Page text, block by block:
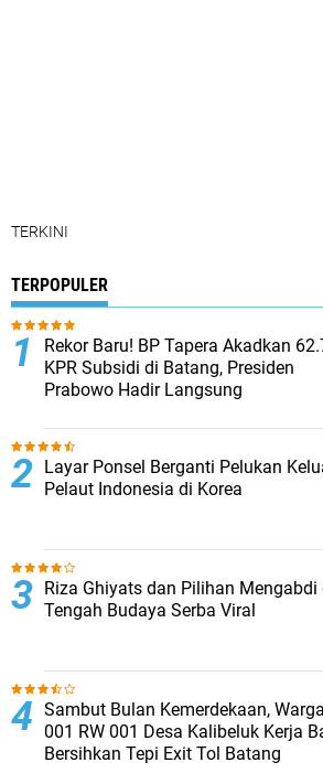
TERKINI
TERPOPULER
Rekor Baru! BP Tapera Akadkan
KPR Subsidi di Batang, Presiden
Prabowo Hadir Langsung
Layar Ponsel Berganti Pelukan
Pelaut Indonesia di Korea
Riza Ghiyats dan Pilihan Mengabdi
Tengah Budaya Serba Viral
Sambut Bulan Kemerdekaan,
001 RW 001 Desa Kalibeluk Kerja
Bersihkan Tepi Exit Tol Batang